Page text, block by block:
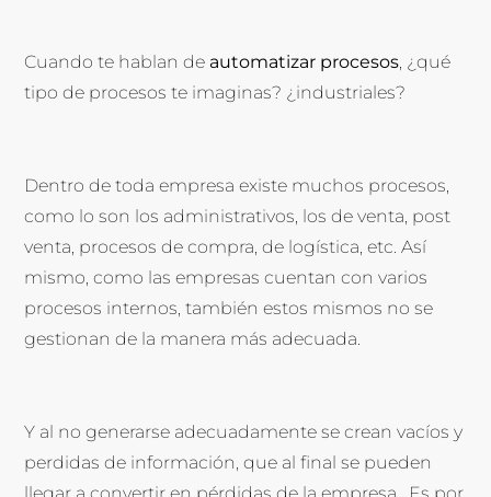
Cuando te hablan de automatizar procesos, ¿qué
tipo de procesos te imaginas? ¿industriales?
Dentro de toda empresa existe muchos procesos,
como lo son los administrativos, los de venta, post
venta, procesos de compra, de logística, etc. Así
mismo, como las empresas cuentan con varios
procesos internos, también estos mismos no se
gestionan de la manera más adecuada.
Y al no generarse adecuadamente se crean vacíos y
perdidas de información, que al final se pueden
llegar a convertir en pérdidas de la empresa. Es por